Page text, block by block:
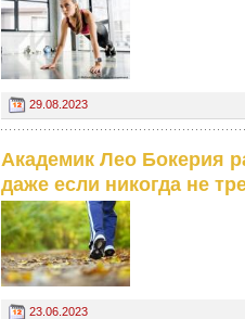
29.08.2023
Академик Лео Бокерия
даже если никогда не
23.06.2023